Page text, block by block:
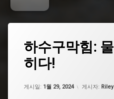
하수구막힘:
히다!
게시일: 1월 29, 2024
업데이트 날
게시자: Riley